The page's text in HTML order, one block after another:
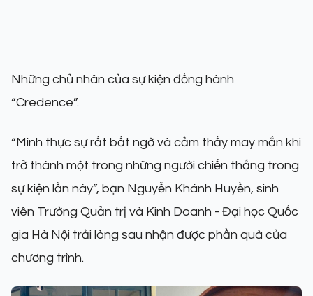
Những chủ nhân của sự kiện đồng hành
“Credence”.
“Mình thực sự rất bất ngờ và cảm thấy may mắn khi
trở thành một trong những người chiến thắng trong
sự kiện lần này”, bạn Nguyễn Khánh Huyền, sinh
viên Trường Quản trị và Kinh Doanh - Đại học Quốc
gia Hà Nội trải lòng sau nhận được phần quà của
chương trình.